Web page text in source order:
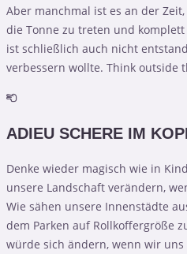
Aber manchmal ist es an der
die Tonne zu treten und
ist schließlich auch nicht
verbessern wollte. Think outside
ADIEU SCHERE IM
Denke wieder magisch wie in
unsere Landschaft verändern,
Wie sähen unsere Innenstädte
dem Parken auf Rollkoffergröße
würde sich ändern, wenn wir